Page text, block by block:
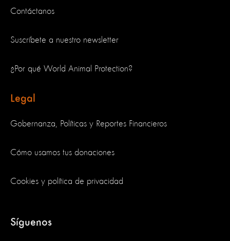
Contáctanos
Suscríbete a nuestro newsletter
¿Por qué World Animal Protection?
Legal
Gobernanza, Políticas y Reportes Financieros
Cómo usamos tus donaciones
Cookies y política de privacidad
Síguenos